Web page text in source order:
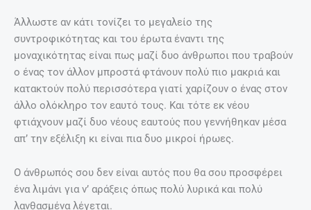
Άλλωστε αν κάτι τονίζει το μεγαλείο της
συντροφικότητας και του έρωτα έναντι της
μοναχικότητας είναι πως μαζί δυο άνθρωποι που τραβούν
ο ένας τον άλλον μπροστά φτάνουν πολύ πιο μακριά και
κατακτούν πολύ περισσότερα γιατί χαρίζουν ο ένας στον
άλλο ολόκληρο τον εαυτό τους. Και τότε εκ νέου
φτιάχνουν μαζί δυο νέους εαυτούς που γεννήθηκαν μέσα
απ’ την εξέλιξη κι είναι πια δυο μικροί ήρωες.
Ο άνθρωπός σου δεν είναι αυτός που θα σου προσφέρει
ένα λιμάνι για ν’ αράξεις όπως πολύ λυρικά και πολύ
λανθασμένα λέγεται.